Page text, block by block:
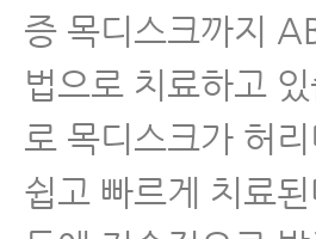
증 목디스크까지
법으로 치료하고
로 목디스크가 허
쉽고 빠르게 치료